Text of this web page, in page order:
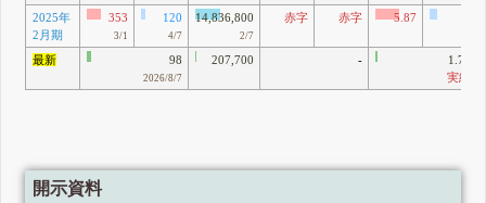
2025年
2月期
353
3/1
120
4/7
14,836,800
2/7
赤字 赤字 5.87
最新 98
2026/8/7
207,700 -
1.76
実績
開示資料